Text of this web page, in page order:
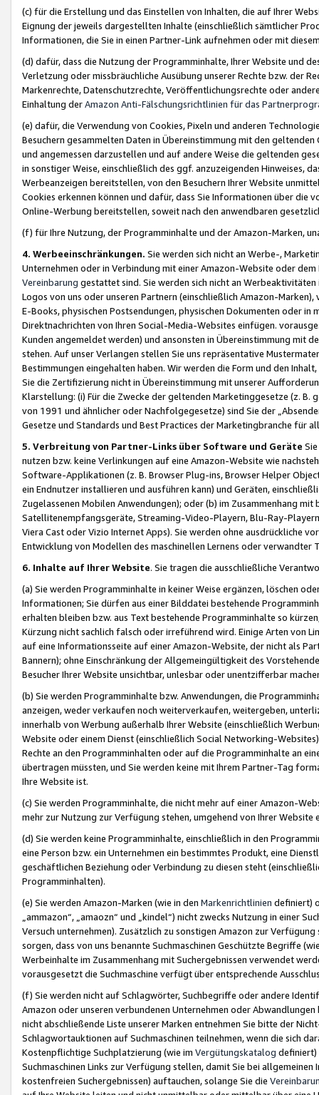
(c) für die Erstellung und das Einstellen von Inhalten, die auf Ihrer
Eignung der jeweils dargestellten Inhalte (einschließlich sämtlicher
Informationen, die Sie in einen Partner-Link aufnehmen oder mit
(d) dafür, dass die Nutzung der Programminhalte, Ihrer Website und
Verletzung oder missbräuchliche Ausübung unserer Rechte bzw. der
Markenrechte, Datenschutzrechte, Veröffentlichungsrechte oder
Einhaltung derAmazon Anti-Fälschungsrichtlinien für das
(e) dafür, die Verwendung von Cookies, Pixeln und anderen
Besuchern gesammelten Daten in Übereinstimmung mit den
und angemessen darzustellen und auf andere Weise die geltenden
in sonstiger Weise, einschließlich des ggf. anzuzeigenden Hinweises,
Werbeanzeigen bereitstellen, von den Besuchern Ihrer Website
Cookies erkennen können und dafür, dass Sie Informationen über die
Online-Werbung bereitstellen, soweit nach den anwendbaren
(f) für Ihre Nutzung, der Programminhalte und der Amazon-Marken,
4. Werbeeinschränkungen. Sie werden sich nicht an Werbe-,
Unternehmen oder in Verbindung mit einer Amazon-Website oder
Vereinbarung gestattet sind. Sie werden sich nicht an
Logos von uns oder unseren Partnern (einschließlich Amazon-
E-Books, physischen Postsendungen, physischen Dokumenten oder in
Direktnachrichten von Ihren Social-Media-Websites einfügen.
Kunden angemeldet werden) und ansonsten in Übereinstimmung mit
stehen. Auf unser Verlangen stellen Sie uns repräsentative
Bestimmungen eingehalten haben. Wir werden die Form und den
Sie die Zertifizierung nicht in Übereinstimmung mit unserer
Klarstellung: (i) Für die Zwecke der geltenden Marketinggesetze (z. B.
von 1991 und ähnlicher oder Nachfolgegesetze) sind Sie der
Gesetze und Standards und Best Practices der Marketingbranche für
5. Verbreitung von Partner-Links über Software und Geräte
nutzen bzw. keine Verlinkungen auf eine Amazon-Website wie
Software-Applikationen (z. B. Browser Plug-ins, Browser Helper
ein Endnutzer installieren und ausführen kann) und Geräten,
Zugelassenen Mobilen Anwendungen); oder (b) im Zusammenhang
Satellitenempfangsgeräte, Streaming-Video-Playern, Blu-Ray-
Viera Cast oder Vizio Internet Apps). Sie werden ohne ausdrückliche
Entwicklung von Modellen des maschinellen Lernens oder
6. Inhalte auf Ihrer Website. Sie tragen die ausschließliche
(a) Sie werden Programminhalte in keiner Weise ergänzen, löschen
Informationen; Sie dürfen aus einer Bilddatei bestehende
erhalten bleiben bzw. aus Text bestehende Programminhalte so
Kürzung nicht sachlich falsch oder irreführend wird. Einige Arten von
auf eine Informationsseite auf einer Amazon-Website, der nicht als
Bannern); ohne Einschränkung der Allgemeingültigkeit des
Besucher Ihrer Website unsichtbar, unlesbar oder unentzifferbar
(b) Sie werden Programminhalte bzw. Anwendungen, die
anzeigen, weder verkaufen noch weiterverkaufen, weitergeben,
innerhalb von Werbung außerhalb Ihrer Website (einschließlich
Website oder einem Dienst (einschließlich Social Networking-
Rechte an den Programminhalten oder auf die Programminhalte an
übertragen müssten, und Sie werden keine mit Ihrem Partner-Tag
Ihre Website ist.
(c) Sie werden Programminhalte, die nicht mehr auf einer Amazon-
mehr zur Nutzung zur Verfügung stehen, umgehend von Ihrer
(d) Sie werden keine Programminhalte, einschließlich in den
eine Person bzw. ein Unternehmen ein bestimmtes Produkt, eine
geschäftlichen Beziehung oder Verbindung zu diesen steht
Programminhalten).
(e) Sie werden Amazon-Marken (wie in den Markenrichtlinien definiert)
„ammazon“, „amaozn“ und „kindel“) nicht zwecks Nutzung in einer
Versuch unternehmen). Zusätzlich zu sonstigen Amazon zur
sorgen, dass von uns benannte Suchmaschinen Geschützte Begriffe
Werbeinhalte im Zusammenhang mit Suchergebnissen verwendet
vorausgesetzt die Suchmaschine verfügt über entsprechende
(f) Sie werden nicht auf Schlagwörter, Suchbegriffe oder andere
Amazon oder unseren verbundenen Unternehmen oder
nicht abschließende Liste unserer Marken entnehmen Sie bitte der
Schlagwortauktionen auf Suchmaschinen teilnehmen, wenn die sich
Kostenpflichtige Suchplatzierung (wie im Vergütungskatalog definiert)
Suchmaschinen Links zur Verfügung stellen, damit Sie bei
kostenfreien Suchergebnissen) auftauchen, solange Sie die